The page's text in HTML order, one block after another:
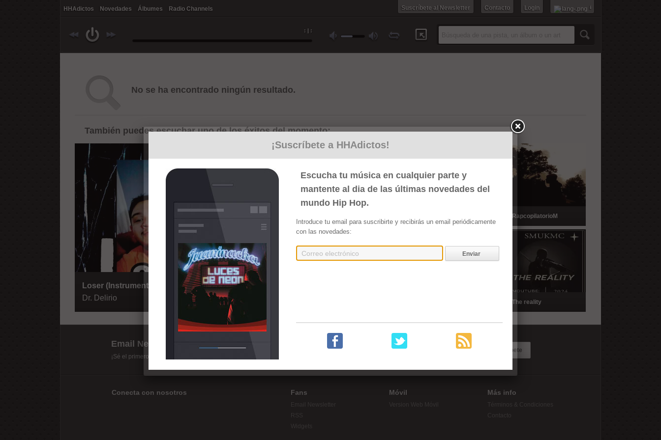
HHAdictos Novedades Álbumes Radio Channels Login
Contacto
Suscríbete al Newsletter
: | :
No se ha encontrado ningún resultado.
También puedes escuchar uno de los éxitos del momento:
Loser (Instrumentales)
Dr. Delirio
RapcopilatorioM
The reality
Email Newsletter
¡Sé el primero en recibir las últimas mixtapes de Hip Hop!
Suscríbete
Conecta con nosotros Fans
Email Newsletter
Móvil
Version Web Móvil
Más info
Términos & Condiciones
Contacto
¡Suscríbete a HHAdictos!
Escucha tu música en cualquier parte y
mantente al dia de las últimas novedades del
mundo Hip Hop.
Introduce tu email para suscribirte y recibirás un email periódicamente
con las novedades:
Enviar